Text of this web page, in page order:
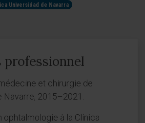
Universidad de Navarra
professionnel
et chirurgie de
Navarre, 2015–2021.
ophtalmologie à la Clínica